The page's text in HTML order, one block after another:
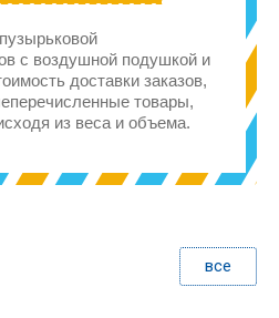
с воздушной подушкой и
доставки заказов,
товары,
из веса и объема.
все